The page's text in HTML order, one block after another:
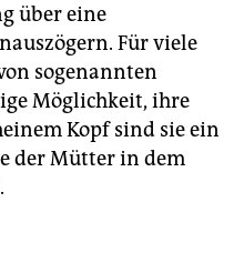
über eine
Für viele
sogenannten
Möglichkeit, ihre
Kopf sind sie ein
der Mütter in dem